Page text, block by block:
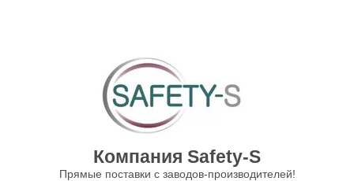
Компания Safety-S
Прямые поставки с заводов-производителей!